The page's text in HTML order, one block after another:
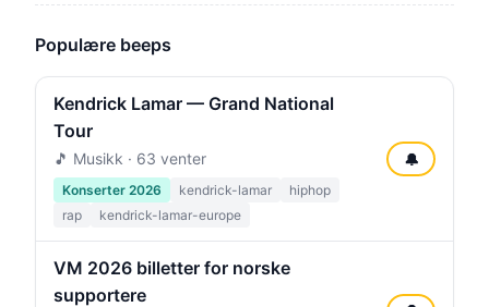
Populære beeps
Kendrick Lamar — Grand National
Tour
🎵 Musikk · 63 venter
Konserter 2026 kendrick-lamar
hiphop
rap
kendrick-lamar-europe
🔔
VM 2026 billetter for norske
supportere